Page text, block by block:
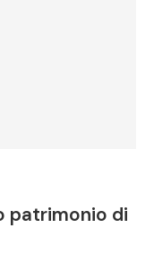
patrimonio di